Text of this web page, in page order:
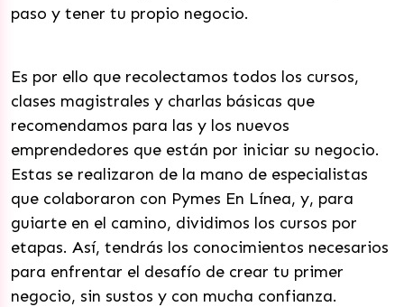
paso y tener tu propio negocio.
Es por ello que recolectamos todos los cursos,
clases magistrales y charlas básicas que
recomendamos para las y los nuevos
emprendedores que están por iniciar su negocio.
Estas se realizaron de la mano de especialistas
que colaboraron con Pymes En Línea, y, para
guiarte en el camino, dividimos los cursos por
etapas. Así, tendrás los conocimientos necesarios
para enfrentar el desafío de crear tu primer
negocio, sin sustos y con mucha confianza.